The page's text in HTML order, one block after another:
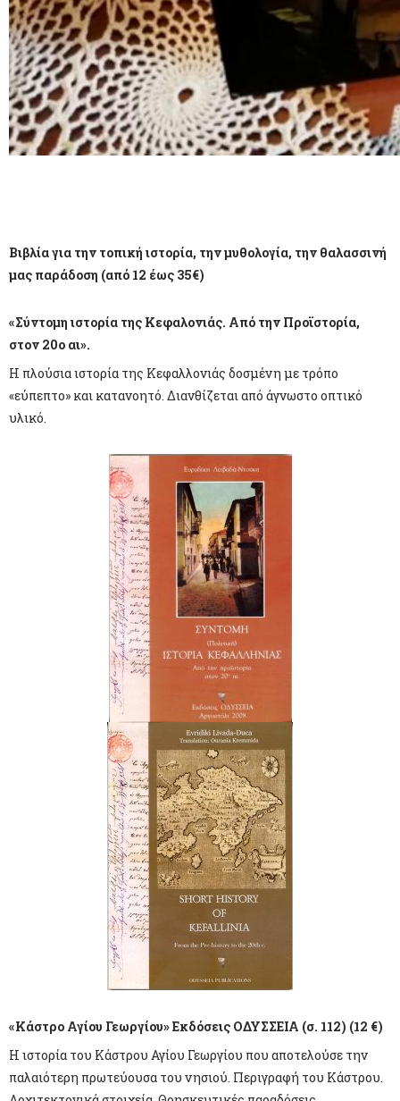
Βιβλία για την τοπική ιστορία, την μυθολογία, την θαλασσινή
μας παράδοση (από 12 έως 35€)
«Σύντομη ιστορία της Κεφαλονιάς. Από την Προϊστορία,
στον 20ο αι».
Η πλούσια ιστορία της Κεφαλλονιάς δοσμένη με τρόπο
«εύπεπτο» και κατανοητό. Διανθίζεται από άγνωστο οπτικό
υλικό.
«Κάστρο Αγίου Γεωργίου» Εκδόσεις ΟΔΥΣΣΕΙΑ (σ. 112) (12 €)
Η ιστορία του Κάστρου Αγίου Γεωργίου που αποτελούσε την
παλαιότερη πρωτεύουσα του νησιού. Περιγραφή του Κάστρου.